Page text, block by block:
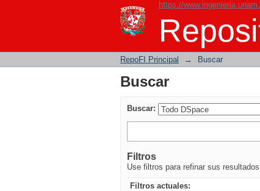
https://
Buscar
RepoFI Principal → Buscar
Buscar
Buscar:
Filtros
Use filtros para refinar sus
Filtros actuales: